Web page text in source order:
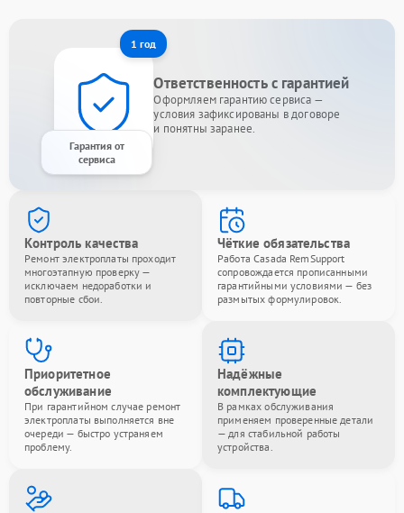
1 год
Гарантия от
сервиса
Ответственность с гарантией
Оформляем гарантию сервиса —
условия зафиксированы в договоре
и понятны заранее.
Контроль качества
Ремонт электроплаты проходит
многоэтапную проверку —
исключаем недоработки и
повторные сбои.
Чёткие обязательства
Работа Casada RemSupport
сопровождается прописанными
гарантийными условиями — без
размытых формулировок.
Приоритетное
обслуживание
При гарантийном случае ремонт
электроплаты выполняется вне
очереди — быстро устраняем
проблему.
Надёжные
комплектующие
В рамках обслуживания
применяем проверенные детали
— для стабильной работы
устройства.